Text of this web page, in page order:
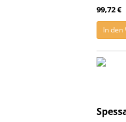
99,72 €
In